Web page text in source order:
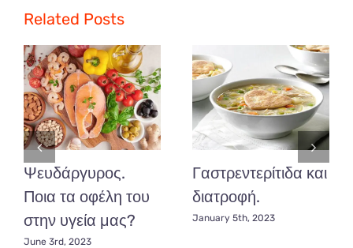
κυρίως
τα
αντιοξειδωτικά.
Related Posts
Ψευδάργυρος.
Ποια τα οφέλη του
στην υγεία μας?
June 3rd, 2023
Γαστρεντερίτιδα και
διατροφή.
January 5th, 2023